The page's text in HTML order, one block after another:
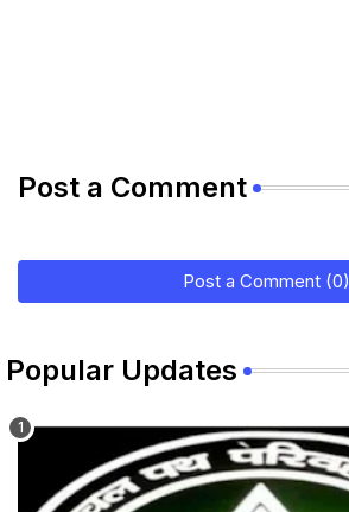
Post a Comment
Post a Comment (0)
Popular Updates